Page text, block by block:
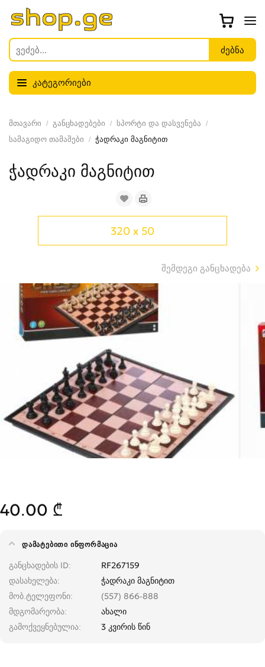
კატეგორიები
მთავარი განცხადებები
სპორტი და დასვენება
სამაგიდო თამაშები
ჭადრაკი მაგნიტით
ჭადრაკი მაგნიტით
320 x 50
შემდეგი განცხადება
40.00 ₾
ᲓᲐᲛᲐᲢᲔᲑᲘᲗᲘ ᲘᲜᲤᲝᲠᲛᲐᲪᲘᲐ
განცხადების ID
RF267159
დასახელება
ჭადრაკი მაგნიტით
მობ.ტელეფონი
(557) 866-888
მდგომარეობა
ახალი
გამოქვეყნებულია
3 კვირის წინ